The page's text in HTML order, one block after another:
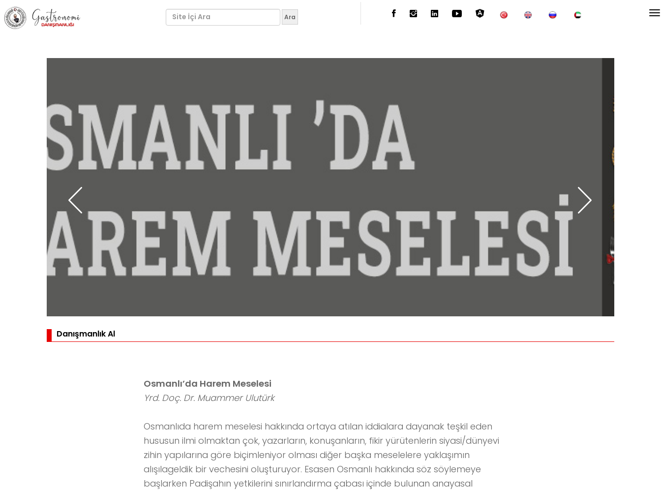
Danışmanlık Al
Osmanlı’da Harem Meselesi
Yrd. Doç. Dr. Muammer Ulutürk
Osmanlıda harem meselesi hakkında ortaya atılan iddialara dayanak teşkil eden
hususun ilmi olmaktan çok, yazarların, konuşanların, fikir yürütenlerin siyasi/dünyevi
zihin yapılarına göre biçimleniyor olması diğer başka meselelere yaklaşımın
alışılageldik bir vechesini oluşturuyor. Esasen Osmanlı hakkında söz söylemeye
başlarken Padişahın yetkilerini sınırlandırma çabası içinde bulunan anayasal